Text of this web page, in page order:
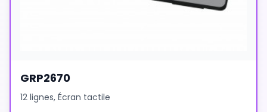
GRP2670
12 lignes, Écran tactile